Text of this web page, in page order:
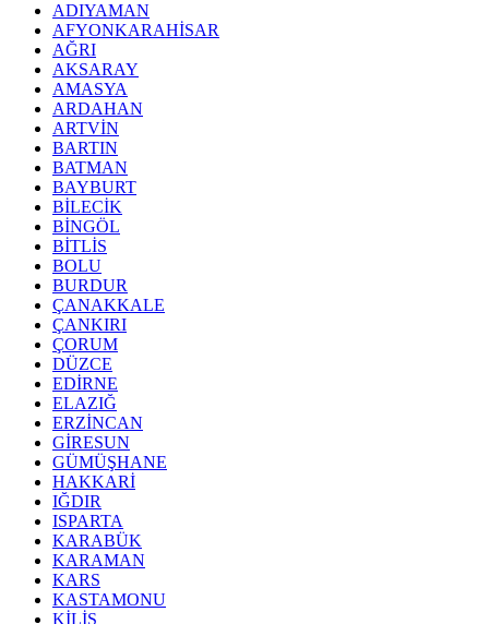
ADIYAMAN
AFYONKARAHİSAR
AĞRI
AKSARAY
AMASYA
ARDAHAN
ARTVİN
BARTIN
BATMAN
BAYBURT
BİLECİK
BİNGÖL
BİTLİS
BOLU
BURDUR
ÇANAKKALE
ÇANKIRI
ÇORUM
DÜZCE
EDİRNE
ELAZIĞ
ERZİNCAN
GİRESUN
GÜMÜŞHANE
HAKKARİ
IĞDIR
ISPARTA
KARABÜK
KARAMAN
KARS
KASTAMONU
KİLİS